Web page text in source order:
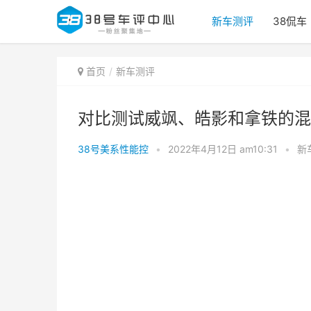
新车测评 38侃车
首页 新车测评
对比测试威飒、皓影和拿铁的
38号美系性能控 • 2022年4月12日 am10:31 • 新